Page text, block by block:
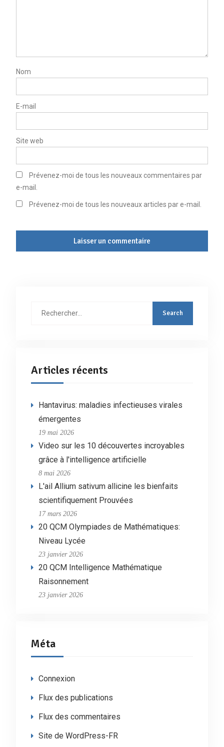
Nom
E-mail
Site web
Prévenez-moi de tous les nouveaux commentaires par
e-mail.
Prévenez-moi de tous les nouveaux articles par e-mail.
Articles récents
Hantavirus: maladies infectieuses virales
émergentes
19 mai 2026
Video sur les 10 découvertes incroyables
grâce à l'intelligence artificielle
8 mai 2026
L'ail Allium sativum allicine les bienfaits
scientifiquement Prouvées
17 mars 2026
20 QCM Olympiades de Mathématiques:
Niveau Lycée
23 janvier 2026
20 QCM Intelligence Mathématique
Raisonnement
23 janvier 2026
Méta
Connexion
Flux des publications
Flux des commentaires
Site de WordPress-FR